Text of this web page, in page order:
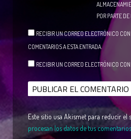
POR PARTE
RECIBIR UN CORREO ELECTRÓNICO
COMENTARIOS A ESTA ENTRADA.
RECIBIR UN CORREO ELECTRÓNICO
Este sitio usa Akismet para reducir el
procesan los datos de tus comentarios.